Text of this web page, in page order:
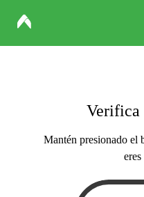
Verifica
Mantén presionado el